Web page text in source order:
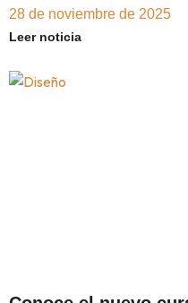
28 de noviembre de 2025
Leer noticia